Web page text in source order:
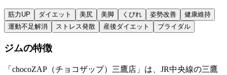
筋力UP ダイエット 美尻 美脚 くびれ 姿勢改善
健康維持
運動不足解消
ストレス発散 産後ダイエット ブライダル
ジムの特徴
「chocoZAP（チョコザップ）三鷹店」は、JR中央線の三鷹